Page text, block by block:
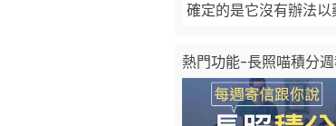
確定的是它沒有辦法以
熱門功能-長照喵積分